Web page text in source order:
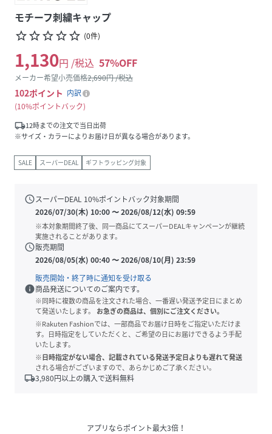
モチーフ刺繍キャップ
star_borderstar_borderstar_borderstar_borderstar_border (0件)
1,130円 /税込 57%OFF
メーカー希望小売価格2,690円 /税込
102ポイント 内訳
10%ポイントバック
local_shipping12時までの注文で当日出荷
※サイズ・カラーによりお届け日が異なる場合があります。
SALE スーパーDEAL ギフトラッピング対象
scheduleスーパーDEAL 10%ポイントバック対象期間
2026/07/30(木) 10:00〜2026/08/12(水) 09:59
※本対象期間終了後、同一商品にてスーパーDEALキャンペーンが継続
実施されることがあります。
schedule販売期間
2026/08/05(水) 00:40〜2026/08/10(月) 23:59
販売開始・終了時に通知を受け取る
info商品発送についてのご案内です。
※同時に複数の商品を注文された場合、一番遅い発送予定日にまとめ
て発送いたします。
お急ぎの商品は、個別にご注文ください。
※Rakuten Fashionでは、一部商品でお届け日時をご指定いただけま
す。日時指定をしていただくと、ご希望の日にお届けできるよう手配
いたします。
※日時指定がない場合、記載されている発送予定日よりも遅れて発送
される場合がございますので、あらかじめご了承ください。
local_shipping3,980円以上の購入で送料無料
アプリならポイント最大3倍！